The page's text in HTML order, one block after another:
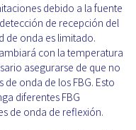
debido a la fuente
de recepción del
de onda es limitado.
con la temperatura
asegurarse de que no
onda de los FBG. Esto
diferentes FBG
de onda de reflexión.